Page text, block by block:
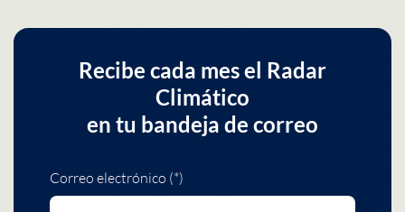
Recibe cada mes el Radar
Climático
en tu bandeja de correo
Correo electrónico (*)